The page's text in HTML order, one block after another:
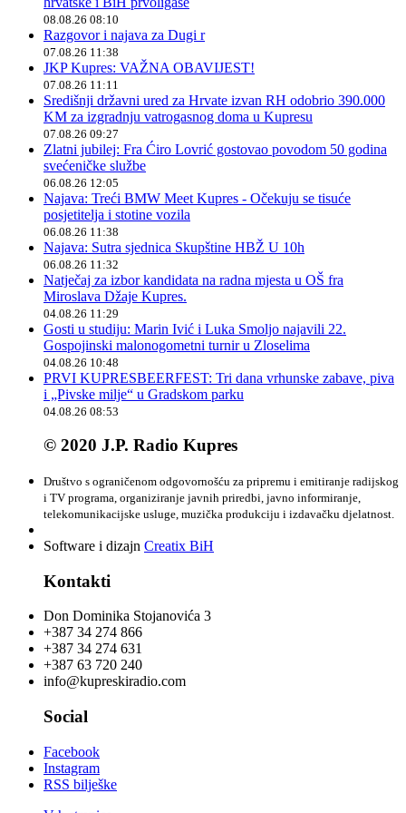
08.08.26 08:10
Razgovor i najava za Dugi r
07.08.26 11:38
JKP Kupres: VAŽNA OBAVIJEST!
07.08.26 11:11
Središnji državni ured za Hrvate izvan RH odobrio 390.000
KM za izgradnju vatrogasnog doma u Kupresu
07.08.26 09:27
Zlatni jubilej: Fra Ćiro Lovrić gostovao povodom 50 godina
svećeničke službe
06.08.26 12:05
Najava: Treći BMW Meet Kupres - Očekuju se tisuće
posjetitelja i stotine vozila
06.08.26 11:38
Najava: Sutra sjednica Skupštine HBŽ U 10h
06.08.26 11:32
Natječaj za izbor kandidata na radna mjesta u OŠ fra
Miroslava Džaje Kupres.
04.08.26 11:29
Gosti u studiju: Marin Ivić i Luka Smoljo najavili 22.
Gospojinski malonogometni turnir u Zloselima
04.08.26 10:48
PRVI KUPRESBEERFEST: Tri dana vrhunske zabave, piva
i „Pivske milje“ u Gradskom parku
04.08.26 08:53
© 2020 J.P. Radio Kupres
Društvo s ograničenom odgovornošću za pripremu i emitiranje radijskog
i TV programa, organiziranje javnih priredbi, javno informiranje,
telekomunikacijske usluge, muzička produkciju i izdavačku djelatnost.
Software i dizajn Creatix BiH
Kontakti
Don Dominika Stojanovića 3
+387 34 274 866
+387 34 274 631
+387 63 720 240
info@kupreskiradio.com
Social
Facebook
Instagram
RSS bilješke